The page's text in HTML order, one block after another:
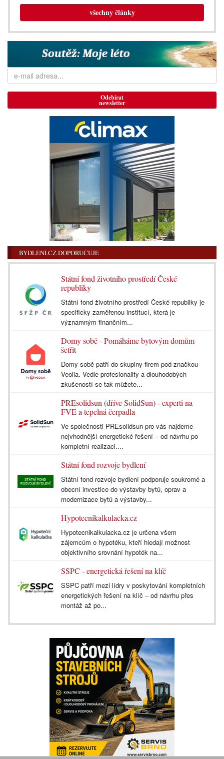
všechny články
Odebírat
newsletter
BYDLENÍ.CZ DOPORUČUJE
Státní fond životního prostředí České
republiky
Státní fond životního prostředí České republiky je
specificky zaměřenou institucí, která je
významným finančním...
Domy sobě - Pomáháme bytovým domům
šetřit
Domy sobě patří do skupiny firem pod značkou
Veolia. Vedle profesionality a dlouhodobých
zkušeností se tak můžete...
PREsolidsun (dříve SolidSun) - experti na
FVE a tepelná čerpadla
Ve společnosti PREsolidsun pro vás najdeme
nejvhodnější energetické řešení – od návrhu po
kompletní realizaci....
Státní fond rozvoje bydlení
Státní fond rozvoje bydlení podporuje soukromé a
obecní investice do výstavby bytů, oprav a
modernizace bytů a výstavby...
Hypotecnikalkulacka.cz
Hypotecnikalkulacka.cz je určena všem
zájemcům o hypotéku, kteří hledají možnost
objektivního srovnání hypoték na...
SSPC - energetická řešení na klíč
SSPC patří mezi lídry v poskytování kompletních
energetických řešení na klíč – od návrhu přes
montáž až po...